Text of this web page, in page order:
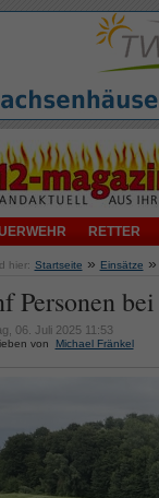
RETTER
hier: Startseite » Einsätze »
Personen
06. Juli 2025 11:53
von Michael Fränkel